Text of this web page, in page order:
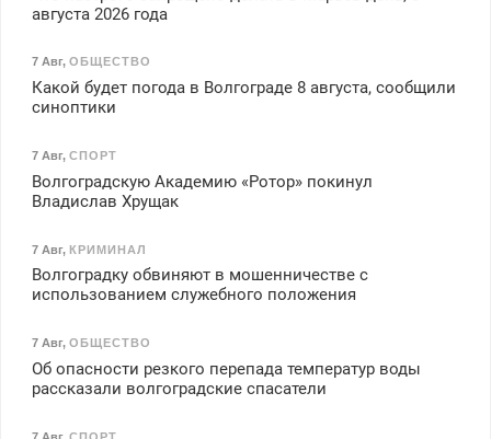
августа 2026 года
7 Авг, ОБЩЕСТВО
Какой будет погода в Волгограде 8 августа, сообщили
синоптики
7 Авг, СПОРТ
Волгоградскую Академию «Ротор» покинул
Владислав Хрущак
7 Авг, КРИМИНАЛ
Волгоградку обвиняют в мошенничестве с
использованием служебного положения
7 Авг, ОБЩЕСТВО
Об опасности резкого перепада температур воды
рассказали волгоградские спасатели